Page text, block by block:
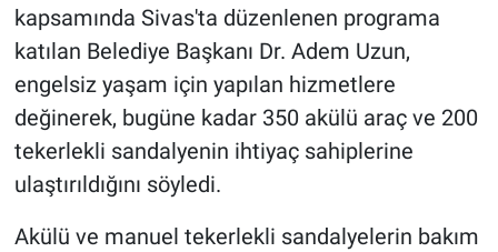
kapsamında Sivas'ta düzenlenen programa
katılan Belediye Başkanı Dr. Adem Uzun,
engelsiz yaşam için yapılan hizmetlere
değinerek, bugüne kadar 350 akülü araç ve 200
tekerlekli sandalyenin ihtiyaç sahiplerine
ulaştırıldığını söyledi.
Akülü ve manuel tekerlekli sandalyelerin bakım